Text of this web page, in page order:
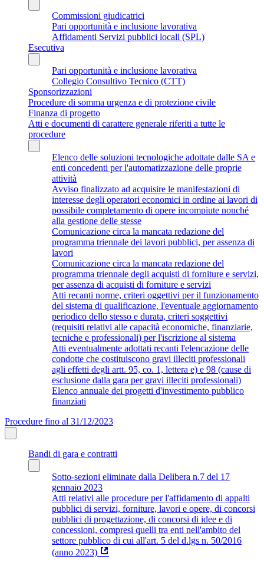
Commissioni giudicatrici
Pari opportunità e inclusione lavorativa
Affidamenti Servizi pubblici locali (SPL)
Esecutiva
Pari opportunità e inclusione lavorativa
Collegio Consultivo Tecnico (CTT)
Sponsorizzazioni
Procedure di somma urgenza e di protezione civile
Finanza di progetto
Atti e documenti di carattere generale riferiti a tutte le
procedure
Elenco delle soluzioni tecnologiche adottate dalle SA e
enti concedenti per l'automatizzazione delle proprie
attività
Avviso finalizzato ad acquisire le manifestazioni di
interesse degli operatori economici in ordine ai lavori di
possibile completamento di opere incompiute nonché
alla gestione delle stesse
Comunicazione circa la mancata redazione del
programma triennale dei lavori pubblici, per assenza di
lavori
Comunicazione circa la mancata redazione del
programma triennale degli acquisti di forniture e servizi,
per assenza di acquisti di forniture e servizi
Atti recanti norme, criteri oggettivi per il funzionamento
del sistema di qualificazione, l'eventuale aggiornamento
periodico dello stesso e durata, criteri soggettivi
(requisiti relativi alle capacità economiche, finanziarie,
tecniche e professionali) per l'iscrizione al sistema
Atti eventualmente adottati recanti l'elencazione delle
condotte che costituiscono gravi illeciti professionali
agli effetti degli artt. 95, co. 1, lettera e) e 98 (cause di
esclusione dalla gara per gravi illeciti professionali)
Elenco annuale dei progetti d'investimento pubblico
finanziati
Procedure fino al 31/12/2023
Bandi di gara e contratti
Sotto-sezioni eliminate dalla Delibera n.7 del 17
gennaio 2023
Atti relativi alle procedure per l'affidamento di appalti
pubblici di servizi, forniture, lavori e opere, di concorsi
pubblici di progettazione, di concorsi di idee e di
concessioni, compresi quelli tra enti nell'ambito del
settore pubblico di cui all'art. 5 del d.lgs n. 50/2016
(anno 2023)